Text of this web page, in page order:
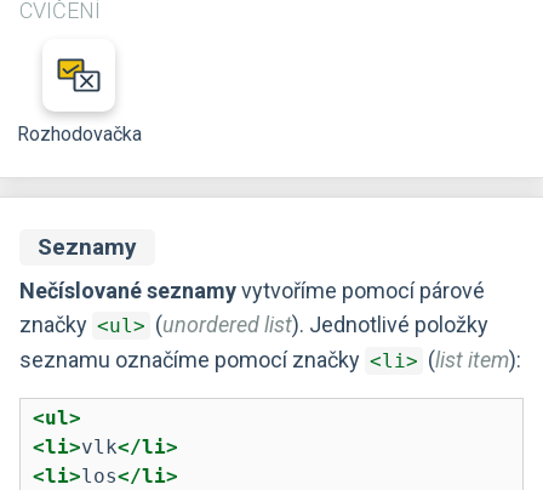
CVIČENÍ
Rozhodovačka
Seznamy
Nečíslované seznamyvytvoříme pomocí párové
značky <ul> (unordered list). Jednotlivé položky
seznamu označíme pomocí značky <li> (list item):
<ul>
<li>vlk</li>
<li>los</li>